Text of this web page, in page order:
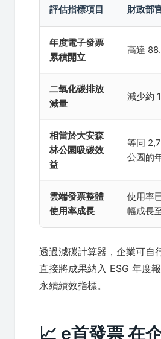
評估指標項目 財政部
年度電子發票
累積開立
高達
二氧化碳排放
減量
減少約
相當於大安森
林公園吸碳效
益
等同
公園的
雲端發票整體
使用率成長
使用率
幅成長
透過減碳計算器，企業可自
直接將成果納入 ESG 年度
永續績效指標。
📈 e首發票 在